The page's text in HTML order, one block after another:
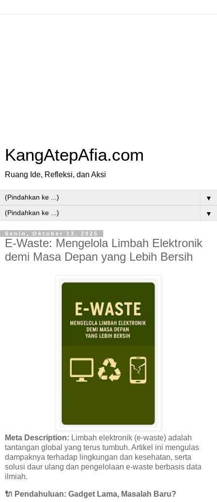
KangAtepAfia.com
Ruang Ide, Refleksi, dan Aksi
▼
▼
Senin, Oktober 13, 2025
E-Waste: Mengelola Limbah Elektronik
demi Masa Depan yang Lebih Bersih
Meta Description: Limbah elektronik (e-waste) adalah
tantangan global yang terus tumbuh. Artikel ini mengulas
dampaknya terhadap lingkungan dan kesehatan, serta
solusi daur ulang dan pengelolaan e-waste berbasis data
ilmiah.
🔌 Pendahuluan: Gadget Lama, Masalah Baru?